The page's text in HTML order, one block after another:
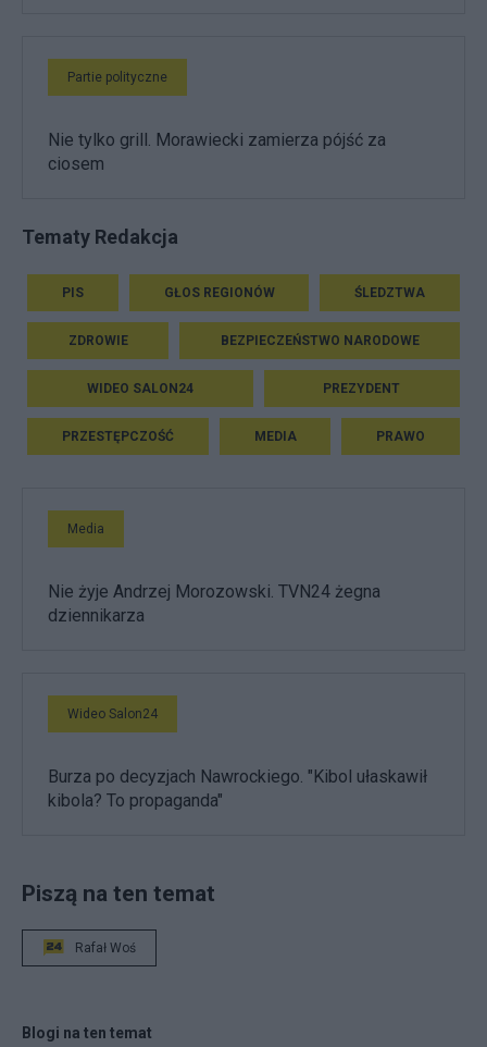
Partie polityczne
Nie tylko grill. Morawiecki zamierza pójść za
ciosem
Tematy Redakcja
PIS GŁOS REGIONÓW ŚLEDZTWA
ZDROWIE BEZPIECZEŃSTWO NARODOWE
WIDEO SALON24 PREZYDENT
PRZESTĘPCZOŚĆ MEDIA PRAWO
Media
Nie żyje Andrzej Morozowski. TVN24 żegna
dziennikarza
Wideo Salon24
Burza po decyzjach Nawrockiego. "Kibol ułaskawił
kibola? To propaganda"
Piszą na ten temat
Rafał Woś
Blogi na ten temat